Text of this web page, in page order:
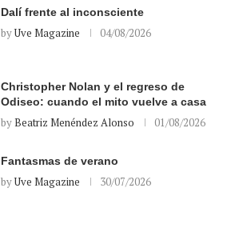
Dalí frente al inconsciente
byUve Magazine 04/08/2026
Christopher Nolan y el regreso de
Odiseo: cuando el mito vuelve a casa
byBeatriz Menéndez Alonso 01/08/2026
Fantasmas de verano
byUve Magazine 30/07/2026